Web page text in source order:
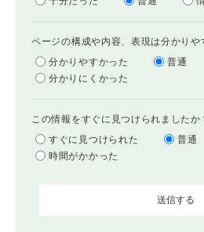
ページの構成や内容、表現は分かりや
分かりやすかった
普通
分かりにくかった
この情報をすぐに見つけられましたか
すぐに見つけられた
普通
時間がかかった